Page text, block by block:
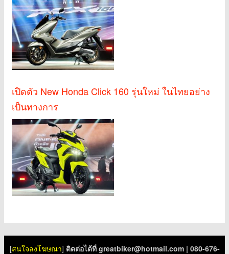
เปิดตัว New Honda Click 160 รุ่นใหม่ ในไทยอย่าง
เป็นทางการ
[สนใจลงโฆษณา] ติดต่อได้ที่ greatbiker@hotmail.com| 080-676-